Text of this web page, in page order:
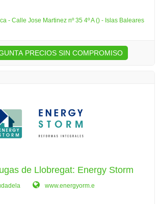
- Calle Jose Martinez nº 35 4º A () - Islas Baleares
PRECIOS SIN COMPROMISO
de Llobregat: Energy Storm
www.energyorm.e